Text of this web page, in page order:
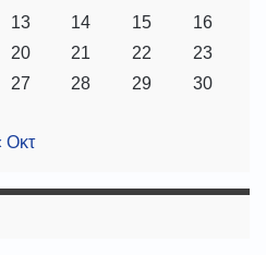
13 14 15
16
20 21 22
23
27 28 29
30
Οκτ